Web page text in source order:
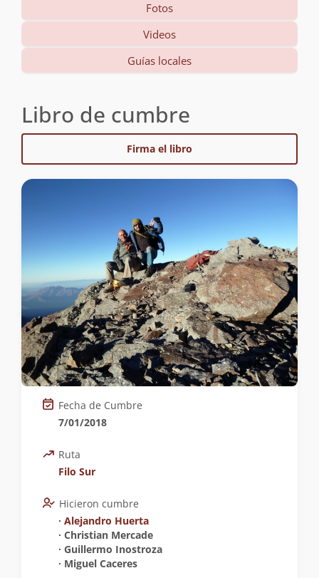
Fotos
Videos
Guías locales
Libro de cumbre
Firma el libro
Fecha de Cumbre
7/01/2018
Ruta
Filo Sur
Hicieron cumbre
∙ Alejandro Huerta
∙ Christian Mercade
∙ Guillermo Inostroza
∙ Miguel Caceres